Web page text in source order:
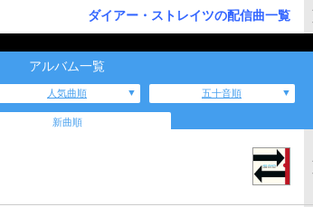
ダイアー・ストレイツの配信曲一覧
アルバム一覧
人気曲順 五十音順
新曲順